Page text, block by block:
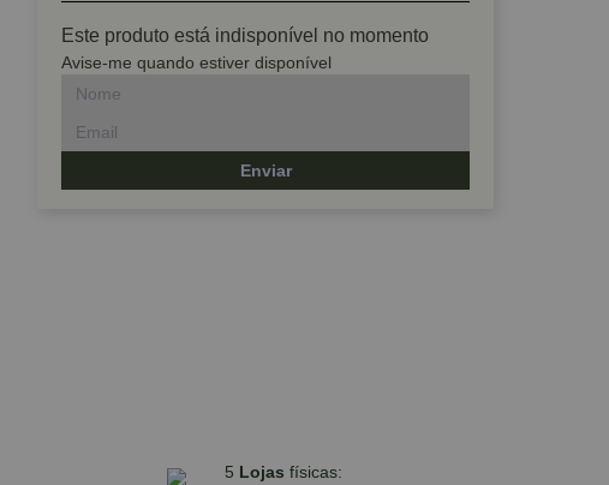
Este produto está indisponível no momento
Avise-me quando estiver disponível
Enviar
5 Lojas físicas: